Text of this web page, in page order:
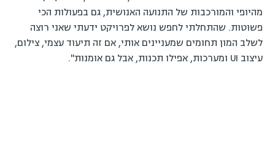
מהיופי והמורכבות של התנועה האנושית, גם בפעולות הכי
פשוטות. שהתחלתי לחפש נושא לפרויקט ידעתי שאני רוצה
לשלב המון תחומים שמעניינים אותי, אם זה תיעוד עצמי, צילום,
עיצוב UI ומערכות, אפילו תכנות, אבל גם אומנות".